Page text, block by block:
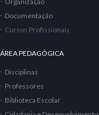
Documentação
Cursos Profissionais
ÁREA PEDAGÓGICA
Disciplinas
Professores
Biblioteca Escolar